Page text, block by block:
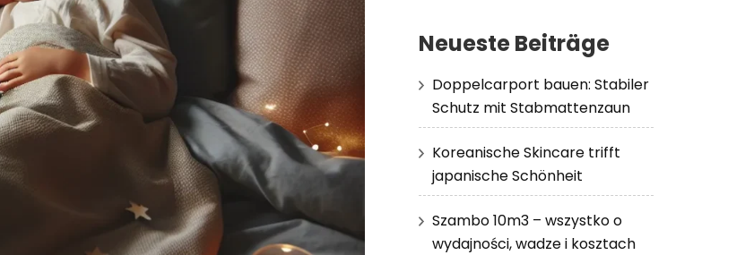
Neueste Beiträge
Doppelcarport bauen: Stabiler
Schutz mit Stabmattenzaun
Koreanische Skincare trifft
japanische Schönheit
Szambo 10m3 – wszystko o
wydajności, wadze i kosztach